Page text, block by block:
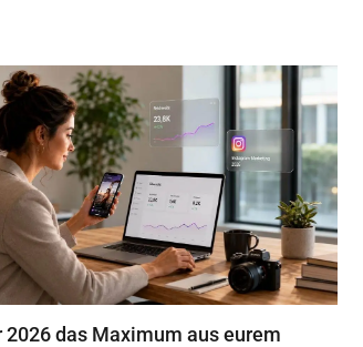
2026 das Maximum aus eurem